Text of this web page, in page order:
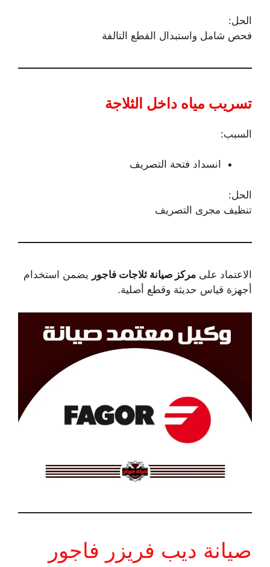
الحل:
فحص شامل واستبدال القطع التالفة
تسريب مياه داخل الثلاجة
السبب:
انسداد فتحة التصريف
الحل:
تنظيف مجرى التصريف
الاعتماد على مركز صيانة ثلاجات فاجور يضمن استخدام
أجهزة قياس حديثة وقطع أصلية.
صيانة ديب فريزر فاجور